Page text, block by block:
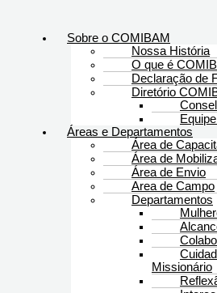
Sobre o COMIBAM
Nossa História
O que é
Declaração de
Diretório
Áreas e Departamentos
Área de
Área de
Área de Envio
Area de Campo
Departamentos
Missionário